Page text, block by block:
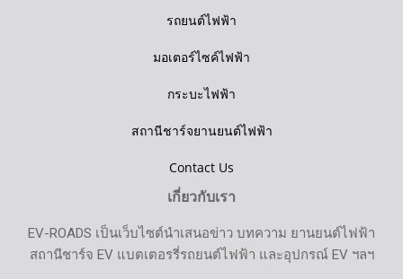
รถยนต์ไฟฟ้า
มอเตอร์ไซค์ไฟฟ้า
กระบะไฟฟ้า
สถานีชาร์จยานยนต์ไฟฟ้า
Contact Us
เกี่ยวกับเรา
EV-ROADS เป็นเว็บไซต์นำเสนอข่าว บทความ ยานยนต์ไฟฟ้า
สถานีชาร์จ EV แบตเตอรรี่รถยนต์ไฟฟ้า และอุปกรณ์ EV ฯลฯ